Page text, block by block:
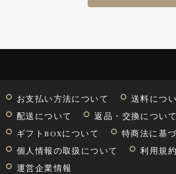
お支払い方法について
送料につ
配送について
返品・交換について
ギフトBOXについて
特商法に基
個人情報の取扱について
利用規約
運営企業情報